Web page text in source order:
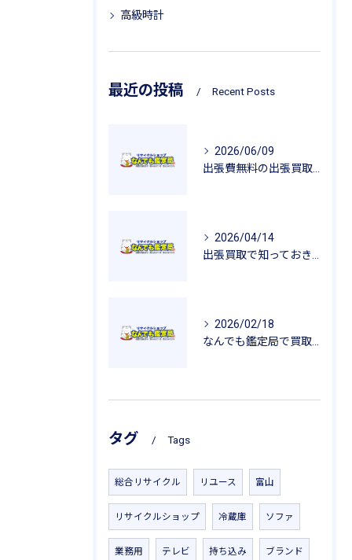
高級時計
最近の投稿 Recent Posts
2026/06/09
2026/04/14
2026/02/18
タグ Tags
総合リサイクル リユース 富山
リサイクルショップ 冷蔵庫 ソファ
業務用 テレビ 持ち込み ブランド